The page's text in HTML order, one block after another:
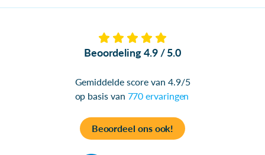
Beoordeling 4.9 / 5.0
Gemiddelde score van 4.9/5
op basis van 770 ervaringen
Beoordeel ons ook!